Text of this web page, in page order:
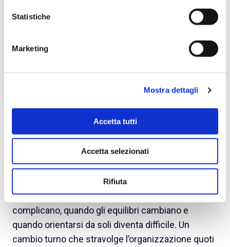
Statistiche
Marketing
Mostra dettagli
Accetta tutti
Accetta selezionati
Rifiuta
byMaddalena Godano on Dec 16, 2025, 5:44:03 PM
Il wellbeing non è più un concetto astratto o un
insieme di iniziative isolate. È qualcosa che entra
nella vita delle persone quando le cose si
complicano, quando gli equilibri cambiano e
quando orientarsi da soli diventa difficile. Un
cambio turno che stravolge l’organizzazione quoti